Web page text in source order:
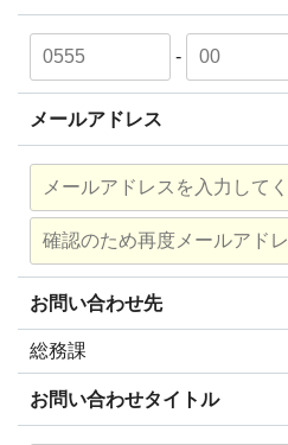
-
メールアドレス
お問い合わせ先
総務課
お問い合わせタイトル